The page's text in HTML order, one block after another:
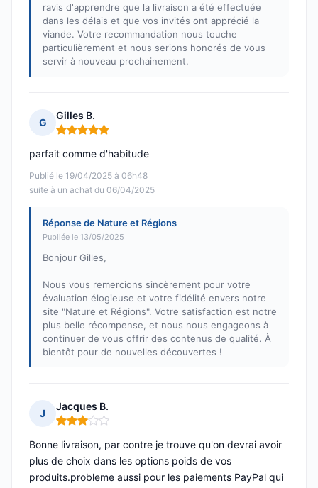
ravis d'apprendre que la livraison a été effectuée
dans les délais et que vos invités ont apprécié la
viande. Votre recommandation nous touche
particulièrement et nous serions honorés de vous
servir à nouveau prochainement.
G
Gilles B.
Note : 5 sur 5
Publié le 19/04/2025 à 06h48
suite à un achat du 06/04/2025
parfait comme d'habitude
Réponse de Nature et Régions
Publiée le 13/05/2025
Bonjour Gilles,
Nous vous remercions sincèrement pour votre
évaluation élogieuse et votre fidélité envers notre
site "Nature et Régions". Votre satisfaction est notre
plus belle récompense, et nous nous engageons à
continuer de vous offrir des contenus de qualité. À
bientôt pour de nouvelles découvertes !
J
Jacques B.
Note : 3 sur 5
Bonne livraison, par contre je trouve qu'on devrai avoir
plus de choix dans les options poids de vos
produits.probleme aussi pour les paiements PayPal qui